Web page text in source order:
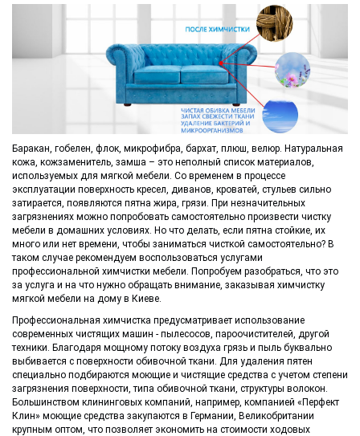
Баракан, гобелен, флок, микрофибра, бархат, плюш, велюр. Натуральная
кожа, кожзаменитель, замша – это неполный список материалов,
используемых для мягкой мебели. Со временем в процессе
эксплуатации поверхность кресел, диванов, кроватей, стульев сильно
затирается, появляются пятна жира, грязи. При незначительных
загрязнениях можно попробовать самостоятельно произвести чистку
мебели в домашних условиях. Но что делать, если пятна стойкие, их
много или нет времени, чтобы заниматься чисткой самостоятельно? В
таком случае рекомендуем воспользоваться услугами
профессиональной химчистки мебели. Попробуем разобраться, что это
за услуга и на что нужно обращать внимание, заказывая химчистку
мягкой мебели на дому в Киеве.
Профессиональная химчистка предусматривает использование
современных чистящих машин - пылесосов, пароочистителей, другой
техники. Благодаря мощному потоку воздуха грязь и пыль буквально
выбивается с поверхности обивочной ткани. Для удаления пятен
специально подбираются моющие и чистящие средства с учетом степени
загрязнения поверхности, типа обивочной ткани, структуры волокон.
Большинством клининговых компаний, например, компанией «Перфект
Клин» моющие средства закупаются в Германии, Великобритании
крупным оптом, что позволяет экономить на стоимости ходовых